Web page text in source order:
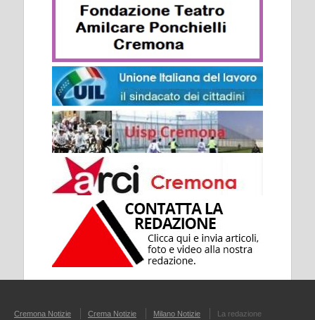
Cremona Notizie Crema Notizie Milano Notizie
La redazione